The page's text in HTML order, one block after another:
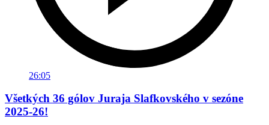
26:05
Všetkých 36 gólov Juraja Slafkovského v sezóne
2025-26!